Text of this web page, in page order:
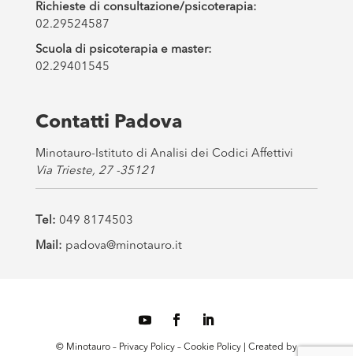
Richieste di consultazione/psicoterapia:
02.29524587
Scuola di psicoterapia e master:
02.29401545
Contatti Padova
Minotauro-Istituto di Analisi dei Codici Affettivi
Via Trieste, 27 -35121
Tel: 049 8174503
Mail: padova@minotauro.it
© Minotauro – Privacy Policy– Cookie Policy | Created by